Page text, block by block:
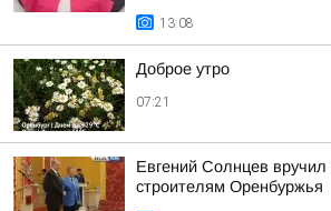
13:08
Доброе утро
07:21
Евгений Солнцев
строителям Оренбуржья